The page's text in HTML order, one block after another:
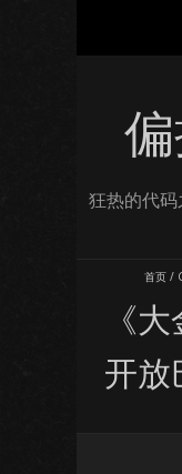
狂热的代
首页 /
《
开放